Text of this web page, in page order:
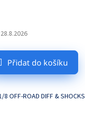
28.8.2026
Přidat do košíku
8 OFF-ROAD DIFF & SHOCKS